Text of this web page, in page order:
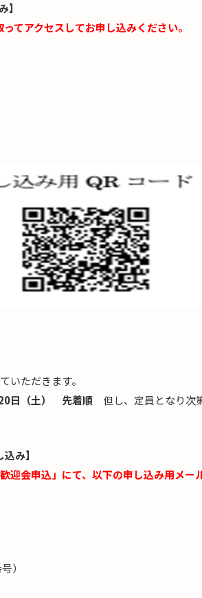
】
てアクセスしてお申し込みください。
いただきます。
20日（土） 先着順 但し、定員となり次
み】
迎会申込」にて、以下の申し込み用メー
）